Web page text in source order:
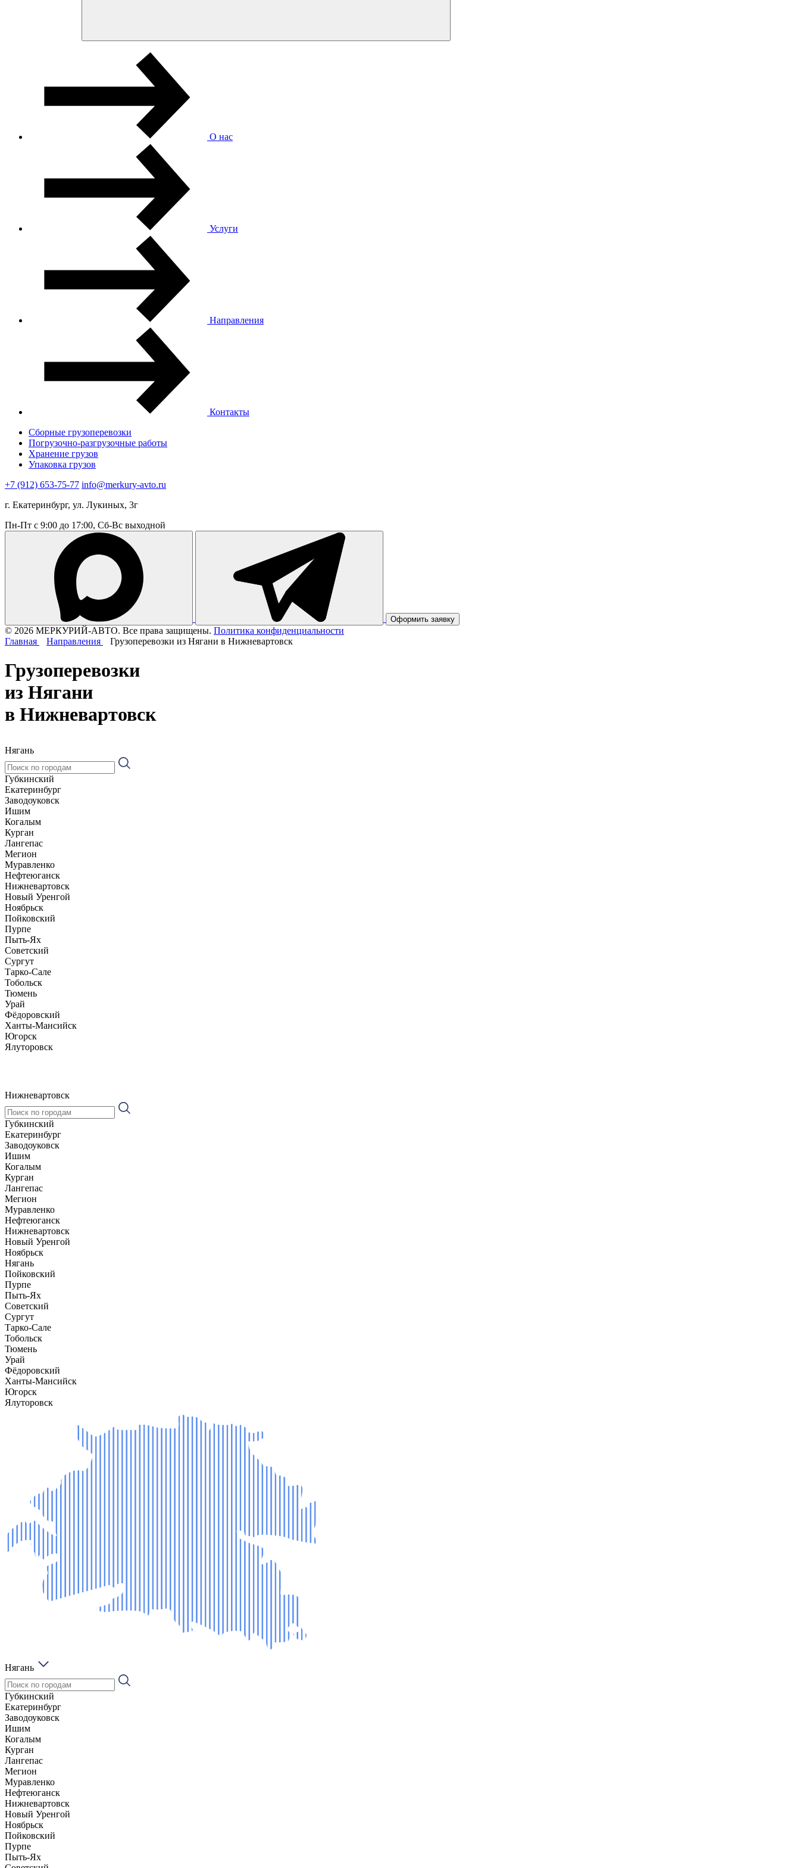
О нас
Услуги
Направления
Контакты
Сборные грузоперевозки
Погрузочно-разгрузочные работы
Хранение грузов
Упаковка грузов
+7 (912) 653-75-77 info@merkury-avto.ru
г. Екатеринбург, ул. Лукиных, 3г
Пн-Пт с 9:00 до 17:00, Сб-Вс выходной
Оформить заявку
© 2026 МЕРКУРИЙ-АВТО. Все права защищены. Политика конфиденциальности
Главная
Направления Грузоперевозки из Нягани в Нижневартовск
Грузоперевозки
из Нягани
в Нижневартовск
Нягань
Губкинский
Екатеринбург
Заводоуковск
Ишим
Когалым
Курган
Лангепас
Мегион
Муравленко
Нефтеюганск
Нижневартовск
Новый Уренгой
Ноябрьск
Пойковский
Пурпе
Пыть-Ях
Советский
Сургут
Тарко-Сале
Тобольск
Тюмень
Урай
Фёдоровский
Ханты-Мансийск
Югорск
Ялуторовск
Нижневартовск
Губкинский
Екатеринбург
Заводоуковск
Ишим
Когалым
Курган
Лангепас
Мегион
Муравленко
Нефтеюганск
Нижневартовск
Новый Уренгой
Ноябрьск
Нягань
Пойковский
Пурпе
Пыть-Ях
Советский
Сургут
Тарко-Сале
Тобольск
Тюмень
Урай
Фёдоровский
Ханты-Мансийск
Югорск
Ялуторовск
Нягань
Губкинский
Екатеринбург
Заводоуковск
Ишим
Когалым
Курган
Лангепас
Мегион
Муравленко
Нефтеюганск
Нижневартовск
Новый Уренгой
Ноябрьск
Пойковский
Пурпе
Пыть-Ях